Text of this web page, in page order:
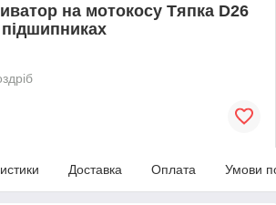
на мотокосу Тяпка D26
Доставка Оплата Умови